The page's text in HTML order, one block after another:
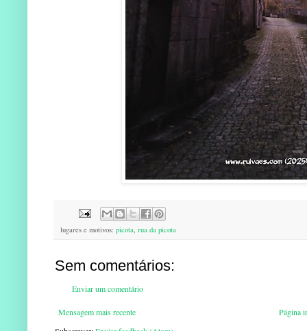
lugares e motivos: picota, rua da picota
Sem comentários:
Enviar um comentário
Mensagem mais recente
Página